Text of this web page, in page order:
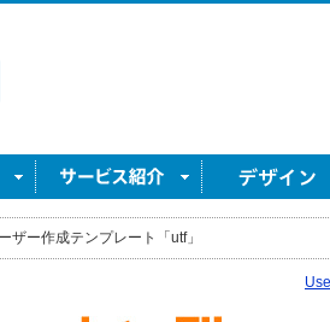
ザー作成テンプレート「utf」